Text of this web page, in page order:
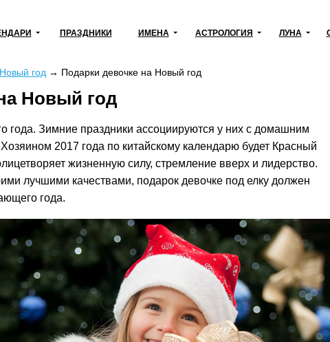
ПРАЗДНИКИ ИМЕНА АСТРОЛОГИЯ ЛУНА
год → Подарки девочке на Новый год
Новый год
года. Зимние праздники ассоциируются у них с домашним
2017 года по китайскому календарю будет Красный
жизненную силу, стремление вверх и лидерство.
лучшими качествами, подарок девочке под елку должен
года.